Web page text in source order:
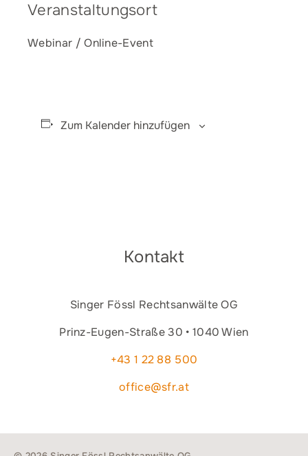
Veranstaltungsort
Webinar / Online-Event
Zum Kalender hinzufügen
Kontakt
Singer Fössl Rechtsanwälte OG
Prinz-Eugen-Straße 30 • 1040 Wien
+43 1 22 88 500
office@sfr.at